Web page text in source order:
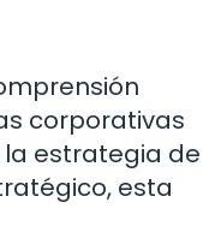
corporativas
estrategia de
esta